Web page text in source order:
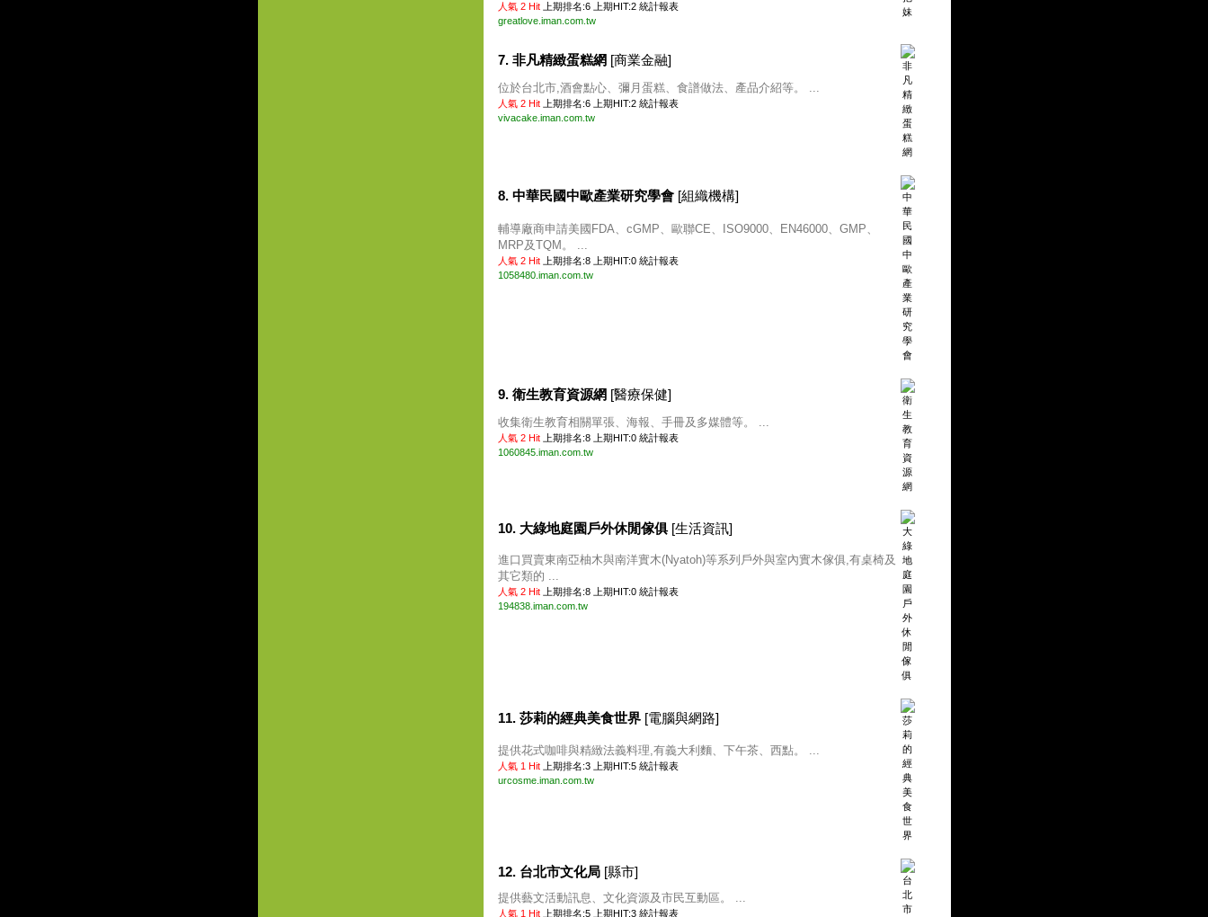
人氣 2 Hit 上期排名:6 上期HIT:2 統計報表
greatlove.iman.com.tw
7. 非凡精緻蛋糕網 [商業金融]
位於台北市,酒會點心、彌月蛋糕、食譜做法、產品介紹等。 ...
人氣 2 Hit 上期排名:6 上期HIT:2 統計報表
vivacake.iman.com.tw
8. 中華民國中歐產業研究學會 [組織機構]
輔導廠商申請美國FDA、cGMP、歐聯CE、ISO9000、EN46000、GMP、
MRP及TQM。 ...
人氣 2 Hit 上期排名:8 上期HIT:0 統計報表
1058480.iman.com.tw
9. 衛生教育資源網 [醫療保健]
收集衛生教育相關單張、海報、手冊及多媒體等。 ...
人氣 2 Hit 上期排名:8 上期HIT:0 統計報表
1060845.iman.com.tw
10. 大綠地庭園戶外休閒傢俱 [生活資訊]
進口買賣東南亞柚木與南洋實木(Nyatoh)等系列戶外與室內實木傢俱,有桌椅及
其它類的 ...
人氣 2 Hit 上期排名:8 上期HIT:0 統計報表
194838.iman.com.tw
11. 莎莉的經典美食世界 [電腦與網路]
提供花式咖啡與精緻法義料理,有義大利麵、下午茶、西點。 ...
人氣 1 Hit 上期排名:3 上期HIT:5 統計報表
urcosme.iman.com.tw
12. 台北市文化局 [縣市]
提供藝文活動訊息、文化資源及市民互動區。 ...
人氣 1 Hit 上期排名:5 上期HIT:3 統計報表